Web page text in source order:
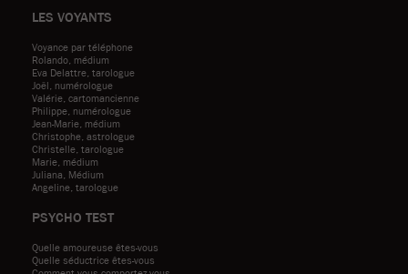
LES VOYANTS
Voyance par téléphone
Rolando, médium
Eva Delattre, tarologue
Joël, numérologue
Valérie, cartomancienne
Philippe, numérologue
Jean-Marie, médium
Christophe, astrologue
Christelle, tarologue
Marie, médium
Juliana, Médium
Angeline, tarologue
PSYCHO TEST
Quelle amoureuse êtes-vous
Quelle séductrice êtes-vous